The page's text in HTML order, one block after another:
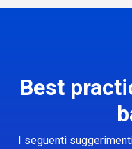
Best
I seguenti